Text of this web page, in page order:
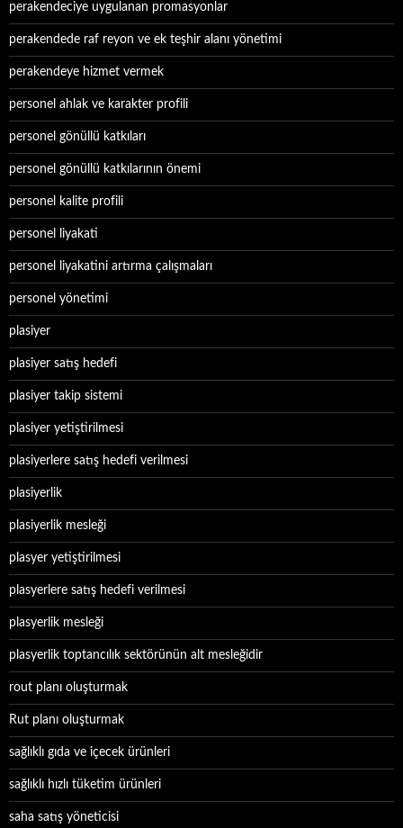
perakendeciye uygulanan promasyonlar
perakendede raf reyon ve ek teşhir alanı yönetimi
perakendeye hizmet vermek
personel ahlak ve karakter profili
personel gönüllü katkıları
personel gönüllü katkılarının önemi
personel kalite profili
personel liyakati
personel liyakatini artırma çalışmaları
personel yönetimi
plasiyer
plasiyer satış hedefi
plasiyer takip sistemi
plasiyer yetiştirilmesi
plasiyerlere satış hedefi verilmesi
plasiyerlik
plasiyerlik mesleği
plasyer yetiştirilmesi
plasyerlere satış hedefi verilmesi
plasyerlik mesleği
plasyerlik toptancılık sektörünün alt mesleğidir
rout planı oluşturmak
Rut planı oluşturmak
sağlıklı gıda ve içecek ürünleri
sağlıklı hızlı tüketim ürünleri
saha satış yöneticisi